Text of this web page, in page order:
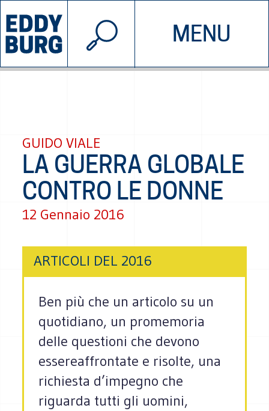
MENU
INIZIATIVE CHI SIAMO
© 2026 EDDYBURG
GUIDO VIALE
LA GUERRA GLOBALE
CONTRO LE DONNE
12 Gennaio 2016
ARTICOLI DEL 2016
Ben più che un articolo su un
quotidiano, un promemoria
delle questioni che devono
essereaffrontate e risolte, una
richiesta d’impegno che
riguarda tutti gli uomini,